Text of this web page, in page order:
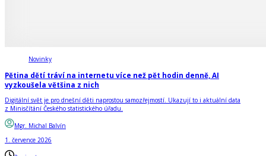
Novinky
Pětina dětí tráví na internetu více než pět hodin denně, AI
vyzkoušela většina z nich
Digitální svět je pro dnešní děti naprostou samozřejmostí. Ukazují to i aktuální data
z Minisčítání Českého statistického úřadu.
Mgr. Michal Balvín
1. července 2026